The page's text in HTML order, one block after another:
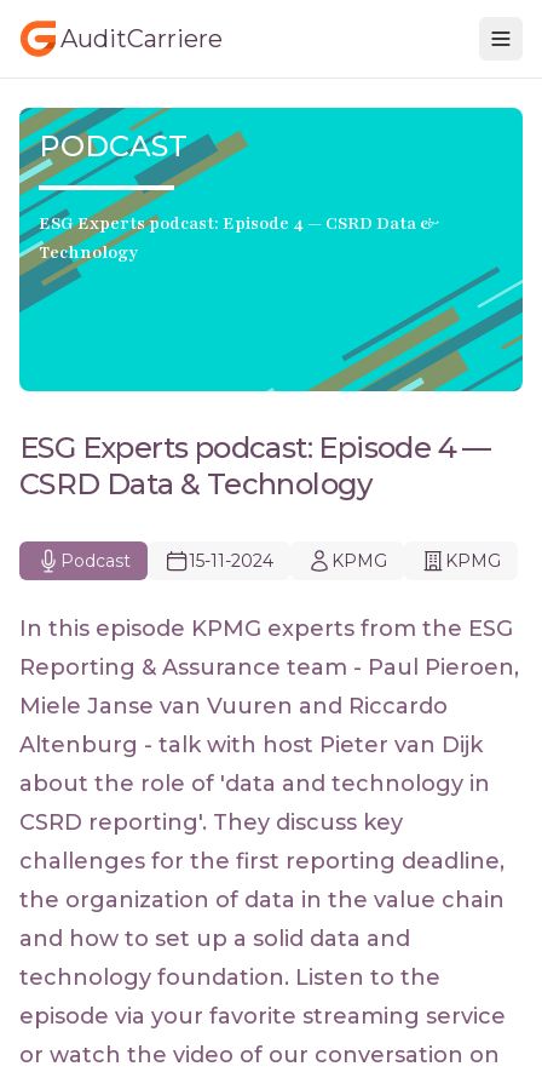
AuditCarriere
PODCAST
ESG Experts podcast: Episode 4 — CSRD Data &
Technology
ESG Experts podcast: Episode 4 —
CSRD Data & Technology
Podcast 15-11-2024 KPMG KPMG
In this episode KPMG experts from the ESG
Reporting & Assurance team - Paul Pieroen,
Miele Janse van Vuuren and Riccardo
Altenburg - talk with host Pieter van Dijk
about the role of 'data and technology in
CSRD reporting'. They discuss key
challenges for the first reporting deadline,
the organization of data in the value chain
and how to set up a solid data and
technology foundation. Listen to the
episode via your favorite streaming service
or watch the video of our conversation on